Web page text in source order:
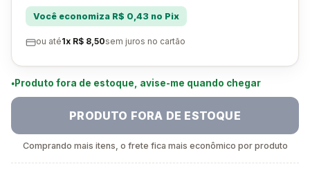
Você economiza R$ 0,43 no Pix
ou até1x R$ 8,50sem juros no cartão
Produto fora de estoque, avise-me quando chegar
PRODUTO FORA DE ESTOQUE
Comprando mais itens, o frete fica mais econômico por produto